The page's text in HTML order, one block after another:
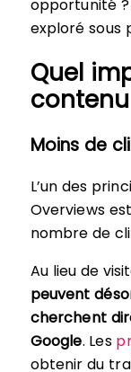
opportunité
exploré sous
Quel
Moins de
L’un des
Overviews
nombre de
Au lieu de
peuvent
cherchent
Google. Les
obtenir du